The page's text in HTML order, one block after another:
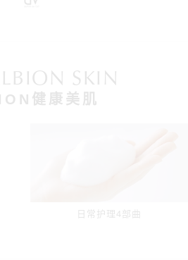
SKIN
健康美肌
日常护理4部曲